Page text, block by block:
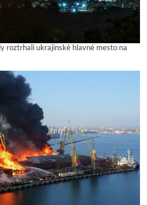
roztrhali ukrajinské hlavné mesto na